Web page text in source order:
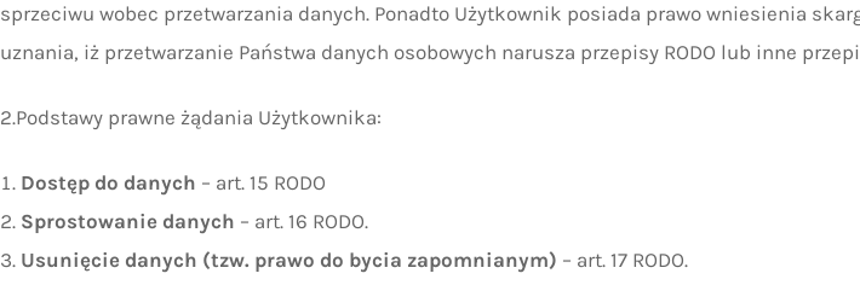
sprzeciwu wobec przetwarzania danych. Ponadto Użytkownik posiada prawo wniesienia
uznania, iż przetwarzanie Państwa danych osobowych narusza przepisy RODO lub inne
2.Podstawy prawne żądania Użytkownika:
Dostęp do danych – art. 15 RODO
Sprostowanie danych – art. 16 RODO.
Usunięcie danych (tzw. prawo do bycia zapomnianym) – art. 17 RODO.